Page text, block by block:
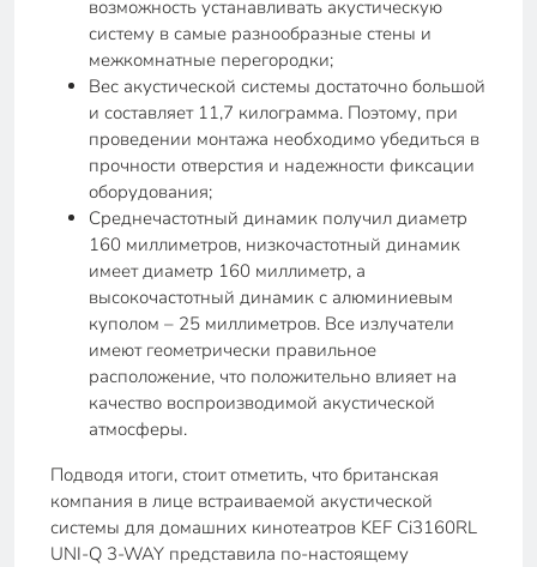
возможность устанавливать акустическую
систему в самые разнообразные стены и
межкомнатные перегородки;
Вес акустической системы достаточно большой
и составляет 11,7 килограмма. Поэтому, при
проведении монтажа необходимо убедиться в
прочности отверстия и надежности фиксации
оборудования;
Среднечастотный динамик получил диаметр
160 миллиметров, низкочастотный динамик
имеет диаметр 160 миллиметр, а
высокочастотный динамик с алюминиевым
куполом – 25 миллиметров. Все излучатели
имеют геометрически правильное
расположение, что положительно влияет на
качество воспроизводимой акустической
атмосферы.
Подводя итоги, стоит отметить, что британская
компания в лице встраиваемой акустической
системы для домашних кинотеатров KEF Ci3160RL
UNI-Q 3-WAY представила по-настоящему